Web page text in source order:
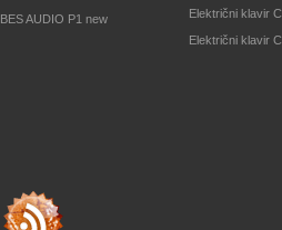
BES AUDIO P1 new
Električni klavir
Električni klavir